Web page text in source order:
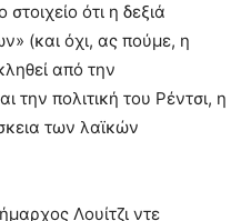
ότι η δεξιά
(και όχι, ας πούμε, η
από την
την πολιτική του Ρέντσι, η
των λαϊκών
Λουίτζι ντε